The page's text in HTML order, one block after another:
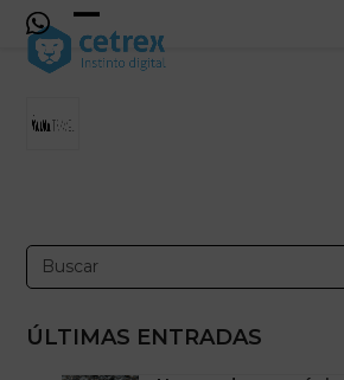
Skip
content
Open
mobile
Close
mobile
Search
ÚLTIMAS ENTRADAS